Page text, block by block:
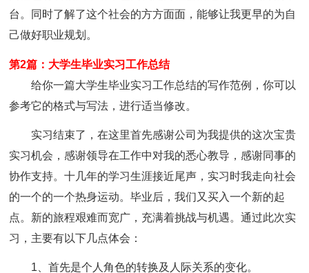
台。同时了解了这个社会的方方面面，能够让我更早的为自
己做好职业规划。
第2篇：大学生毕业实习工作总结
给你一篇大学生毕业实习工作总结的写作范例，你可以
参考它的格式与写法，进行适当修改。
实习结束了，在这里首先感谢公司为我提供的这次宝贵
实习机会，感谢领导在工作中对我的悉心教导，感谢同事的
协作支持。十几年的学习生涯接近尾声，实习时我走向社会
的一个的一个热身运动。毕业后，我们又买入一个新的起
点。新的旅程艰难而宽广，充满着挑战与机遇。通过此次实
习，主要有以下几点体会：
1、首先是个人角色的转换及人际关系的变化。